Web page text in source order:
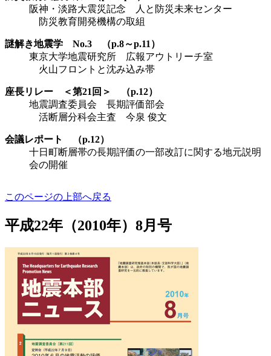
阪神・淡路大震災記念 人と防災未来センター
防災教育開発機構の取組
謎解き地震学 No.3 （p.8～p.11）
東京大学地震研究所 広報アウトリーチ室
火山フロントと沈み込み帯
座長リレー ＜第21回＞ （p.12）
地震調査委員会 長期評価部会
活断層分科会主査 今泉 俊文
会議レポート （p.12）
十日町断層帯の長期評価の一部改訂に関する地元説明
会の開催
このページの上部へ戻る
平成22年（2010年）8月号